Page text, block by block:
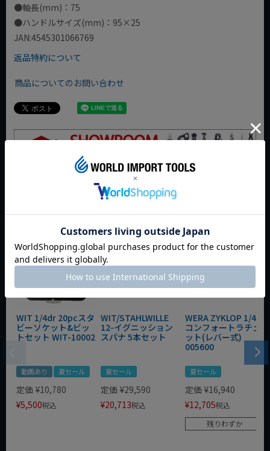
●軸長(mm)：75
●ハンドルサイズ(mm)：95×25
JAN:4545301066769
返品特約について
商品についてのお問い合わせ
WIT 1/4dr 20pcスタ
ビーソケット&ビッ
トセット WIT-10002
動画あり 夏セール
定価 ¥10,780
¥5,500税込
WIT/STAHLWILLE
12-イグニッション
スパナ 5本セット
夏セール
定価 ¥29,590
¥20,713税込
WERA ZYKLOP 1/4"
コンフォートラチェ
ット(レバー式)
005600
夏セール
定価 ¥16,940
¥12,705税込
残りわずか